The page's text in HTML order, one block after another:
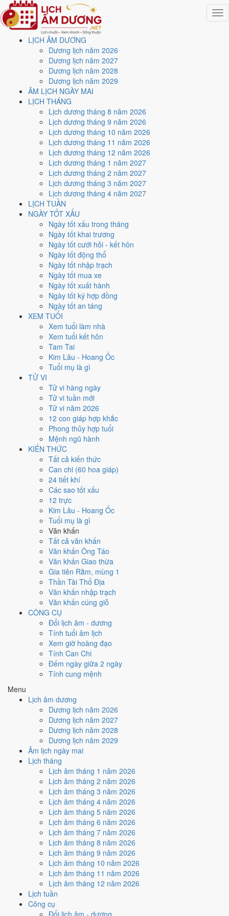
LỊCH ÂM DƯƠNG
Dương lịch năm 2026
Dương lịch năm 2027
Dương lịch năm 2028
Dương lịch năm 2029
ÂM LỊCH NGÀY MAI
LỊCH THÁNG
Lịch dương tháng 8 năm 2026
Lịch dương tháng 9 năm 2026
Lịch dương tháng 10 năm 2026
Lịch dương tháng 11 năm 2026
Lịch dương tháng 12 năm 2026
Lịch dương tháng 1 năm 2027
Lịch dương tháng 2 năm 2027
Lịch dương tháng 3 năm 2027
Lịch dương tháng 4 năm 2027
LỊCH TUẦN
NGÀY TỐT XẤU
Ngày tốt xấu trong tháng
Ngày tốt khai trương
Ngày tốt cưới hỏi - kết hôn
Ngày tốt động thổ
Ngày tốt nhập trạch
Ngày tốt mua xe
Ngày tốt xuất hành
Ngày tốt ký hợp đồng
Ngày tốt an táng
XEM TUỔI
Xem tuổi làm nhà
Xem tuổi kết hôn
Tam Tai
Kim Lâu - Hoang Ốc
Tuổi mụ là gì
TỬ VI
Tử vi hàng ngày
Tử vi tuần mới
Tử vi năm 2026
12 con giáp hợp khắc
Phong thủy hợp tuổi
Mệnh ngũ hành
KIẾN THỨC
Tất cả kiến thức
Can chi (60 hoa giáp)
24 tiết khí
Các sao tốt xấu
12 trực
Kim Lâu - Hoang Ốc
Tuổi mụ là gì
Văn khấn
Tất cả văn khấn
Văn khấn Ông Táo
Văn khấn Giao thừa
Gia tiên Rằm, mùng 1
Thần Tài Thổ Địa
Văn khấn nhập trạch
Văn khấn cúng giỗ
CÔNG CỤ
Đổi lịch âm - dương
Tính tuổi âm lịch
Xem giờ hoàng đạo
Tính Can Chi
Đếm ngày giữa 2 ngày
Tính cung mệnh
Menu
Lịch âm dương
Dương lịch năm 2026
Dương lịch năm 2027
Dương lịch năm 2028
Dương lịch năm 2029
Âm lịch ngày mai
Lịch tháng
Lịch âm tháng 1 năm 2026
Lịch âm tháng 2 năm 2026
Lịch âm tháng 3 năm 2026
Lịch âm tháng 4 năm 2026
Lịch âm tháng 5 năm 2026
Lịch âm tháng 6 năm 2026
Lịch âm tháng 7 năm 2026
Lịch âm tháng 8 năm 2026
Lịch âm tháng 9 năm 2026
Lịch âm tháng 10 năm 2026
Lịch âm tháng 11 năm 2026
Lịch âm tháng 12 năm 2026
Lịch tuần
Công cụ
Đổi lịch âm - dương
Trang chủ
Lịch năm 2026
Tháng 6/2026
Ngày 17/6/2026 (Nhâm Tuất)
Xem ngày17/6/2026
lịch - Ngày 3/5 âm lịch
(Nhâm Tuất) tốt hay xấu?
Ngày 17/6/2026 dương lịch (Thứ Tư) là ngày 3/5/2026 âm lịch
Nhâm Tuất- Chi khắc Can, Trực Định, Sao Sâm, nạp âm Đại Hải
Thủy. Tổng hòa, đây làNgày Bình Hòa với điểm trung bình
cho các việc quan trọng. Giờ Hoàng Đạo trong ngày:
Thân, Dậu, Hợi.
Ngày Dương
Tháng 6 năm 2026
Tháng 5 âm năm 2026
Tiết Mang Chủng
Canh Tý
Bính Ngọ
Ngày Nhâm Tuất có TrựcĐịnh
Thiên Hình hắc đạo. Điểm trung bình 7 việc chính
Ngày Bình Hòa, phù hợp với công việc thường ngày.
Dần, Ngọ, Mãohợp ngày; tuổi
Ngày 17/6/2026 tốt hay xấu cho
việc gì?
Ngày 17/6/2026 đạt5.0/10 trung bình cho 7 việc chính: cao nhất là
Sửa nhà - tu tạo (8/10)
Trực Định (ngày yên ổn, vững chắc) nhưng gặp Sao Thiên Hình hắc
đạo nên điểm từng việc chênh nhau như bảng dưới.
Cưới hỏi - đính hôn
Tốt
Cưới hỏi - đính hôn hôm nay ở
, nhưng Ngày Hắc Đạo kéo giảm điểm.
Cách tính ngày tốt
Khai trương - mở cửa hàng
Trung bình
Khai trương - mở cửa hàng hôm nay ở
Ngày Hắc Đạogây bất lợi.
Cách tính ngày tốt
Ký hợp đồng - giao ước
Tốt
Ký hợp đồng - giao ước hôm nay ở
, nhưng Ngày Hắc Đạo kéo giảm điểm.
Cách tính ngày tốt
🏗️
Động thổ - khởi công
Trung bình
Động thổ - khởi công hôm nay ở
Ngày Hắc Đạogây bất lợi.
Cách tính ngày tốt
🏡 Nhập trạch - vào nhà mới
Tốt
Nhập trạch - vào nhà mới hôm nay ở
Trực Định, nhưng Ngày Hắc Đạo kéo giảm điểm.
Cách tính ngày tốt
Mua xe - tậu xe
Trung bình
Mua xe - tậu xe hôm nay ởmức trung bình (4/10)
Hắc Đạogây bất lợi.
Cách tính ngày tốt
Xuất hành - đi xa
Trung bình
Xuất hành - đi xa hôm nay ở
Sao Sâm, nhưng Ngày Hắc Đạo kéo giảm điểm.